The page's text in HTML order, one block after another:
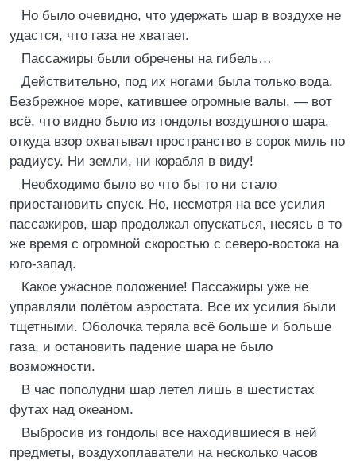
Но было очевидно, что удержать шар в воздухе не
удастся, что газа не хватает.
Пассажиры были обречены на гибель…
Действительно, под их ногами была только вода.
Безбрежное море, катившее огромные валы, — вот
всё, что видно было из гондолы воздушного шара,
откуда взор охватывал пространство в сорок миль по
радиусу. Ни земли, ни корабля в виду!
Необходимо было во что бы то ни стало
приостановить спуск. Но, несмотря на все усилия
пассажиров, шар продолжал опускаться, несясь в то
же время с огромной скоростью с северо-востока на
юго-запад.
Какое ужасное положение! Пассажиры уже не
управляли полётом аэростата. Все их усилия были
тщетными. Оболочка теряла всё больше и больше
газа, и остановить падение шара не было
возможности.
В час пополудни шар летел лишь в шестистах
футах над океаном.
Выбросив из гондолы все находившиеся в ней
предметы, воздухоплаватели на несколько часов